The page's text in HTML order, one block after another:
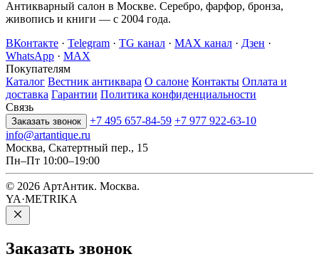
Антикварный салон в Москве. Серебро, фарфор, бронза,
живопись и книги — с 2004 года.
ВКонтакте · Telegram · TG канал · MAX канал · Дзен ·
WhatsApp · MAX
Покупателям
Каталог Вестник антиквара О салоне Контакты Оплата и
доставка Гарантии Политика конфиденциальности
Связь
Заказать звонок +7 495 657-84-59 +7 977 922-63-10
info@artantique.ru
Москва, Скатертный пер., 15
Пн–Пт 10:00–19:00
© 2026 АртАнтик. Москва.
YA·METRIKA
Заказать звонок